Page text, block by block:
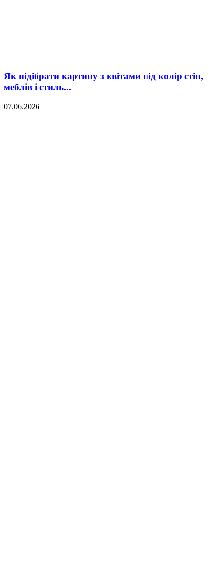
Як підібрати картину з квітами під колір стін,
меблів і стиль...
07.06.2026